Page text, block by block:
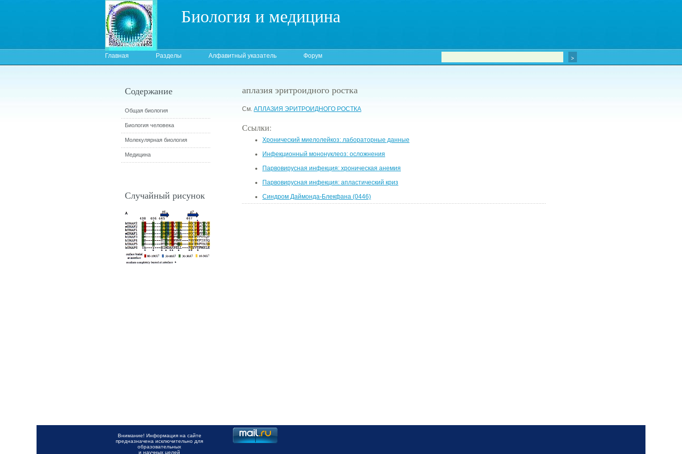
Биология и медицина
Главная Разделы Алфавитный указатель Форум
аплазия эритроидного ростка
См. АПЛАЗИЯ ЭРИТРОИДНОГО РОСТКА
Ссылки:
Хронический миелолейкоз: лабораторные данные
Инфекционный мононуклеоз: осложнения
Парвовирусная инфекция: хроническая анемия
Парвовирусная инфекция: апластический криз
Синдром Даймонда-Блекфана (0446)
Содержание
Общая биология
Биология человека
Молекулярная биология
Медицина
Случайный рисунок
Внимание! Информация на сайте
предназначена исключительно для
образовательных
и научных целей